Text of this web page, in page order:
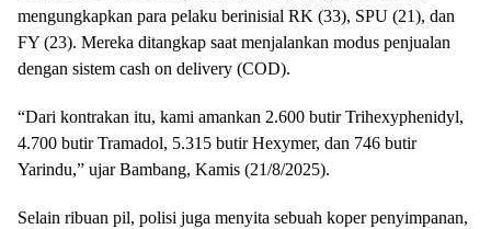
mengungkapkan para pelaku berinisial RK (33), SPU (21), dan
FY (23). Mereka ditangkap saat menjalankan modus penjualan
dengan sistem cash on delivery (COD).
“Dari kontrakan itu, kami amankan 2.600 butir Trihexyphenidyl,
4.700 butir Tramadol, 5.315 butir Hexymer, dan 746 butir
Yarindu,” ujar Bambang, Kamis (21/8/2025).
Selain ribuan pil, polisi juga menyita sebuah koper penyimpanan,